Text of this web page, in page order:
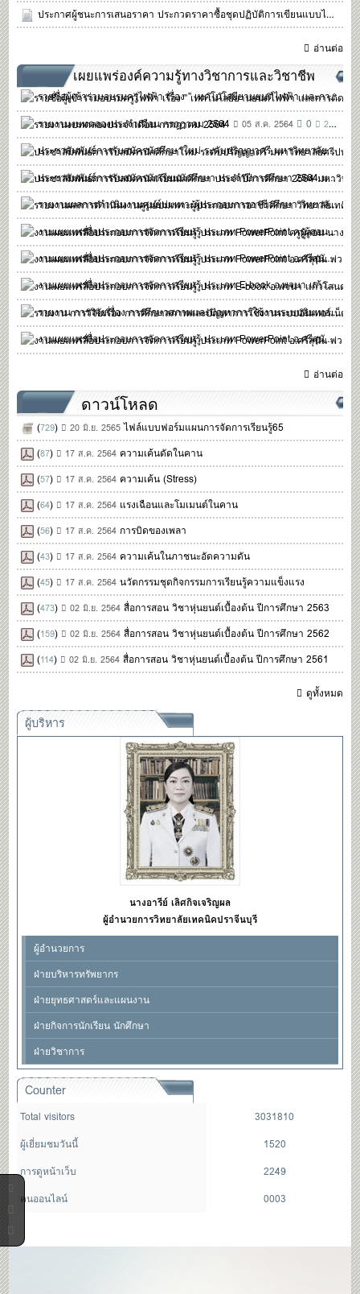
ประกาศผู้ชนะการเสนอราคา ประกวดราคาซื้อชุดปฏิบัติการเขียนแบบไฟฟ้าด้วยคอมพิวเตอร์ ด้วยวิธีประกวดราคาอิเล็กทรอนิกส์ (e-bidding)
อ่านต่อ
เผยแพร่องค์ความรู้ทางวิชาการและวิชาชีพ
รายชื่อผู้เข้าร่วมอบรมครูไฟฟ้า เรื่อง " เทคโนโลยียานยนต์ไฟฟ้า และการติดตั้ง Ev Charger "
รายงานงบทดลองประจำเดือน กรกฎาคม 2564
05 ส.ค. 2564 0 2,541
ประชาสัมพันธ์การรับสมัครนักศึกษาใหม่ ระดับปริญญาตรี มหาวิทยาลัยศรีปทุม
ประชาสัมพันธ์การรับสมัครนักเรียนนักศึกษา ประจำปีการศึกษา 2564 มหาวิทยาลัยราชมงคลอีสาน
รายงานผลการดำเนินงานศูนย์บ่มเพาะผู้ประกอบการอาชีวศึกษา วิทยาลัยเทคิคปราจีนบุรี ประจำปีการศึกษา 2562
งานเผยแพร่สื่อประกอบการจัดการเรียนรู้ ประเภท PowerPoint ครูผู้สอน นางจรัสศรี พิทักษ์
งานเผยแพร่สื่อประกอบการจัดการเรียนรู้ ประเภท PowerPoint อ.ศรีสุนัน พ่วงสิน สาขาการบัญชี
งานเผยแพร่สื่อประกอบการจัดการเรียนรู้ ประเภท E-book อ.พจนา แก้วโสนด
รายงาน การวิจัยเรื่อง การศึกษาสภาพและปัญหาการใช้งานระบบอินเทอร์เน็ตของ นักเรียน นักศึกษา และบุคลากร วิทยาลัยเทคนิคปราจีนบุรี ของ นายกมลเรียงไธสง
งานเผยแพร่สื่อประกอบการจัดการเรียนรู้ ประเภท PowerPoint อ.ศรีสุนัน พ่วงสิน สาขาการบัญชี
อ่านต่อ
ดาวน์โหลด
(729) 20 มิ.ย. 2565 ไฟล์แบบฟอร์มแผนการจัดการเรียนรู้65
(87) 17 ส.ค. 2564 ความเค้นดัดในคาน
(57) 17 ส.ค. 2564 ความเค้น (Stress)
(64) 17 ส.ค. 2564 แรงเฉือนและโมเมนต์ในคาน
(56) 17 ส.ค. 2564 การบิดของเพลา
(43) 17 ส.ค. 2564 ความเค้นในภาชนะอัดความดัน
(45) 17 ส.ค. 2564 นวัตกรรมชุดกิจกรรมการเรียนรู้ความแข็งแรง
(473) 02 มิ.ย. 2564 สื่อการสอน วิชาหุ่นยนต์เบื้องต้น ปีการศึกษา 2563
(159) 02 มิ.ย. 2564 สื่อการสอน วิชาหุ่นยนต์เบื้องต้น ปีการศึกษา 2562
(114) 02 มิ.ย. 2564 สื่อการสอน วิชาหุ่นยนต์เบื้องต้น ปีการศึกษา 2561
ดูทั้งหมด
ผู้บริหาร
นางอารีย์ เลิศกิจเจริญผล
ผู้อำนวยการวิทยาลัยเทคนิคปราจีนบุรี
ผู้อำนวยการ
ฝ่ายบริหารทรัพยากร
ฝ่ายยุทธศาสตร์และแผนงาน
ฝ่ายกิจการนักเรียน นักศึกษา
ฝ่ายวิชาการ
Counter
Total visitors
3031810
ผู้เยี่ยมชมวันนี้
1520
การดูหน้าเว็บ
2249
คนออนไลน์
0003